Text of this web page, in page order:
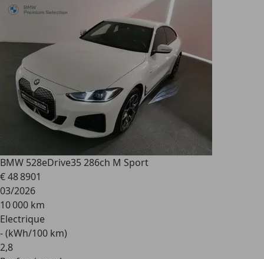
BMW 528eDrive35 286ch M Sport
€ 48 8901
03/2026
10 000 km
Electrique
- (kWh/100 km)
2,8